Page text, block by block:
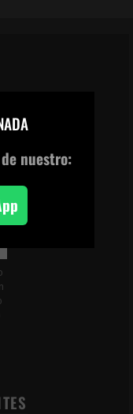
nuestro: